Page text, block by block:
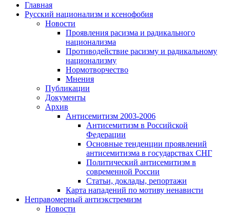
Главная
Русский национализм и ксенофобия
Новости
Проявления расизма и радикального
национализма
Противодействие расизму и радикальному
национализму
Нормотворчество
Мнения
Публикации
Документы
Архив
Антисемитизм 2003-2006
Антисемитизм в Российской
Федерации
Основные тенденции проявлений
антисемитизма в государствах СНГ
Политический антисемитизм в
современной России
Статьи, доклады, репортажи
Карта нападений по мотиву ненависти
Неправомерный антиэкстремизм
Новости